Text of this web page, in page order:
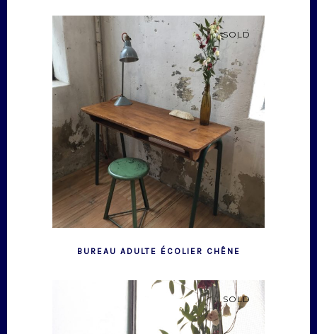
SOLD
BUREAU ADULTE ÉCOLIER CHÊNE
SOLD